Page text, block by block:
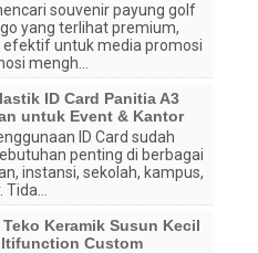
souvenir payung golf
yang terlihat premium,
efektif untuk media promosi
mengh...
ID Card Panitia A3
untuk Event & Kantor
ID Card sudah
penting di berbagai
instansi, sekolah, kampus,
Keramik Susun Kecil
Custom